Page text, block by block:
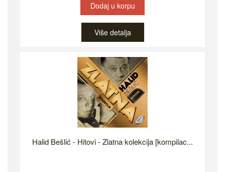
Dodaj u korpu
Više detalja
Halid Bešlić - Hitovi - Zlatna kolekcija [kompilac...